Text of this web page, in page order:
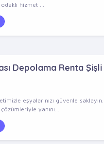
hizmet ...
Depolama Renta
eşyalarınızı güvenle
yanını...